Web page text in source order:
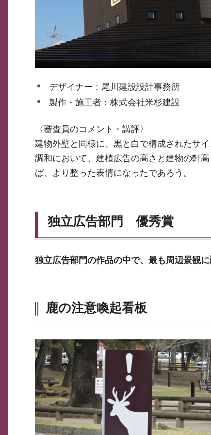
デザイナー：尾川建設設計事務所
製作・施工者：株式会社米杉建設
〈審査員のコメント・講評〉
建物外壁と同様に、黒と白で構成されたサ
調和において、建植広告の高さと建物の軒
ば、より整った表情になったであろう。
独立広告部門 優秀賞
独立広告部門の作品の中で、最も周辺景観
鹿の注意喚起看板